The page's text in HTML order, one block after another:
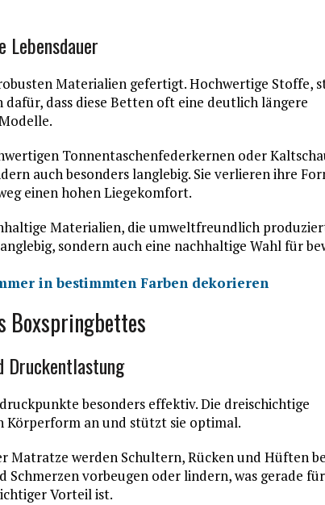
Materialien gefertigt. Hochwertige Stoffe,
dass diese Betten oft eine deutlich längere
Tonnentaschenfederkernen oder
auch besonders langlebig. Sie verlieren ihre
einen hohen Liegekomfort.
Materialien, die umweltfreundlich
sondern auch eine nachhaltige Wahl für
in bestimmten Farben dekorieren
Boxspringbettes
Druckentlastung
besonders effektiv. Die dreischichtige
an und stützt sie optimal.
Matratze werden Schultern, Rücken und Hüften
Schmerzen vorbeugen oder lindern, was gerade für
Vorteil ist.